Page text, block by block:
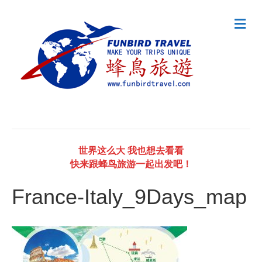
世界这么大 我也想去看看
快来跟蜂鸟旅游一起出发吧！
M
e
France-Italy_9Days_map